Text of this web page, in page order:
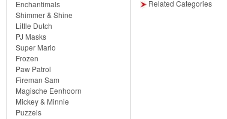
Baby
Annabell
Knuffels
Schleich
Related Categories
Enchantimals
Shimmer & Shine
Little Dutch
PJ Masks
Super Mario
Frozen
Paw Patrol
Fireman Sam
Magische Eenhoorn
Mickey & Minnie
Puzzels